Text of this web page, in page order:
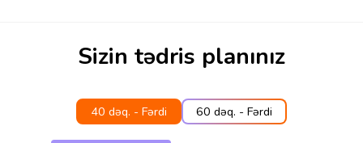
Sizin tədris planınız
40 dəq. - Fərdi 60 dəq. - Fərdi